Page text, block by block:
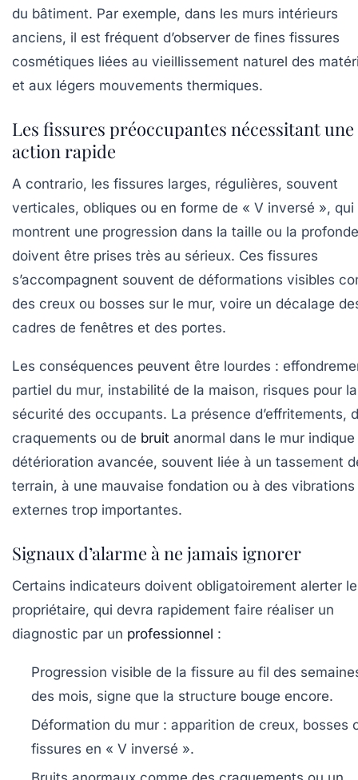
du bâtiment. Par exemple, dans les murs intérieurs
anciens, il est fréquent d’observer de fines fissures
cosmétiques liées au vieillissement naturel des
et aux légers mouvements thermiques.
Les fissures préoccupantes nécessitant une
action rapide
A contrario, les fissures larges, régulières, souvent
verticales, obliques ou en forme de « V inversé », qui
montrent une progression dans la taille ou la
doivent être prises très au sérieux. Ces fissures
s’accompagnent souvent de déformations visibles
des creux ou bosses sur le mur, voire un décalage
cadres de fenêtres et des portes.
Les conséquences peuvent être lourdes :
partiel du mur, instabilité de la maison, risques pour la
sécurité des occupants. La présence d’effritements,
craquements ou de bruit anormal dans le mur indique
détérioration avancée, souvent liée à un tassement
terrain, à une mauvaise fondation ou à des vibrations
externes trop importantes.
Signaux d’alarme à ne jamais ignorer
Certains indicateurs doivent obligatoirement alerter le
propriétaire, qui devra rapidement faire réaliser un
diagnostic par un professionnel :
Progression visible de la fissure au fil des
des mois, signe que la structure bouge encore.
Déformation du mur : apparition de creux, bosses
fissures en « V inversé ».